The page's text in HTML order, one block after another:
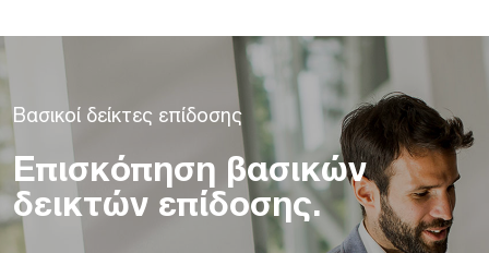
Βασικοί δείκτες επίδοσης
Επισκόπηση βασικών
δεικτών επίδοσης.